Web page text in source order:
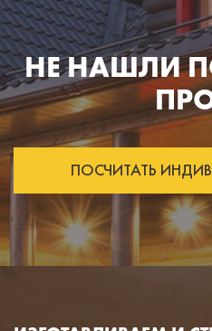
НЕ НАШЛИ
ПОСЧИТАТЬ